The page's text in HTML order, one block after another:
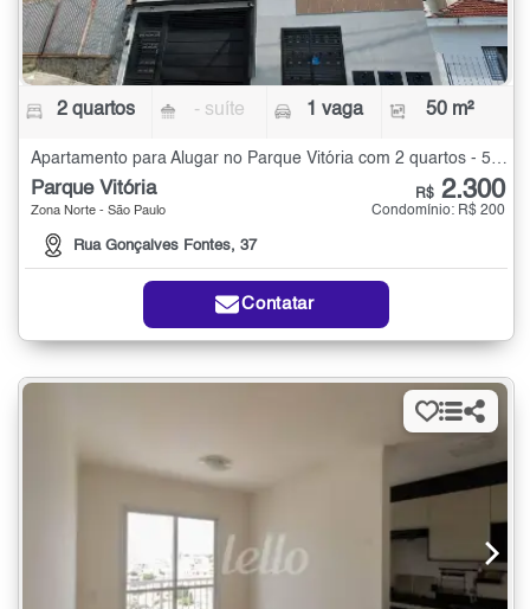
2 quartos - suíte 1 vaga 50 m²
Parque Vitória
Zona Norte - São Paulo
Rua Gonçalves Fontes, 37
R$ 2.300
Condomínio: R$ 200
Contatar